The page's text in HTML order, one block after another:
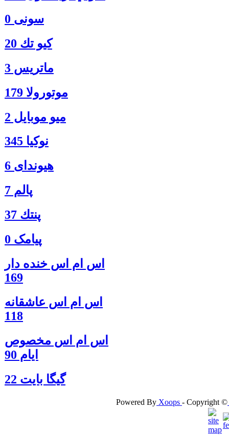
سونی 0
كيو تك 20
ماتريس 3
موتورولا 179
ميو موبايل 2
نوكيا 345
هیوندای 6
پالم 7
پنتك 37
پیامک 0
اس ام اس خنده دار
169
اس ام اس عاشقانه
118
اس ام اس مخصوص
ایام 90
گيگا بايت 22
Powered By Xoops - Copyright ©